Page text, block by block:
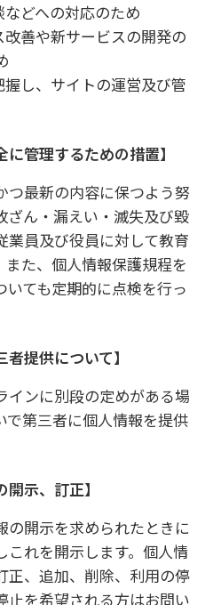
どへの対応のため
善や新サービスの開発の
し、サイトの運営及び管
に管理するための措置】
つ最新の内容に保つよう努
ざん・漏えい・滅失及び毀
業員及び役員に対して教育
た、個人情報保護規程を
ても定期的に点検を行っ
者提供について】
インに別段の定めがある場
で第三者に個人情報を提供
開示、訂正】
の開示を求められたときに
これを開示します。個人情
正、追加、削除、利用の停
止を希望される方はお問い